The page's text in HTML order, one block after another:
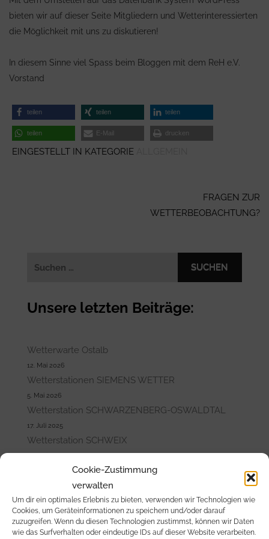
Cookie-Zustimmung
verwalten
Um dir ein optimales Erlebnis zu bieten, verwenden wir Technologien wie
Cookies, um Geräteinformationen zu speichern und/oder darauf
zuzugreifen. Wenn du diesen Technologien zustimmst, können wir Daten
wie das Surfverhalten oder eindeutige IDs auf dieser Website verarbeiten.
bieten wir auf dieser Seite Mitgliedern und Wetterinteressierten
die Möglichkeit mit uns zu diskutieren!
In diesem Sinne viel Spass beim Bloggen mit dem ReH e.V.
Vorstand
teilen teilen teilen
teilen E-Mail drucken
EINGESTELLT IN KATEGORIE
FRAGEN ZUR
WETTERBEOBACHTUNG?
Unsere letzten Beiträge:
Wetterwarte Ostalb
12. Mai 2026
Wetterstationen SIEMENS WETTER
5. Mai 2026
Wetterstation SCHWARZENBERG-OSWALDTAL
17. Juli 2025
Wetterstation SCHWEIX
10. Juli 2025
Wetterstation CALLENBERG
MELDUNGEN THEMATISCH SORTIERT: